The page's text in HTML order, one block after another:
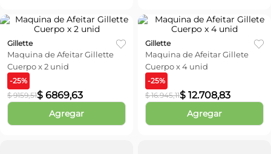
Gillette
Maquina de Afeitar Gillette
Cuerpo x 2 unid
-25%
$ 9159,51$ 6869,63
Agregar
Gillette
Maquina de Afeitar Gillete
Cuerpo x 4 unid
-25%
$ 16.945,11$ 12.708,83
Agregar